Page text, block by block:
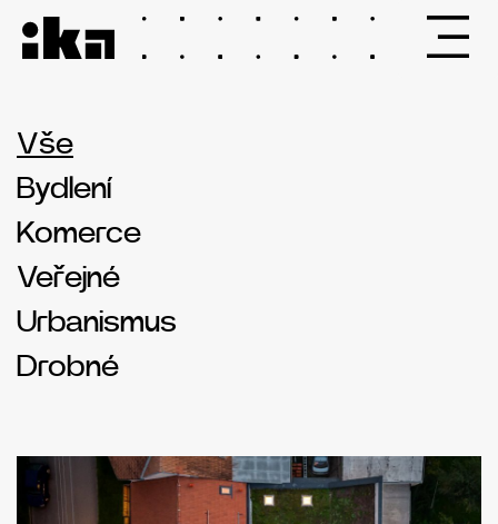
Vše
Bydlení
Komerce
Veřejné
Urbanismus
Drobné